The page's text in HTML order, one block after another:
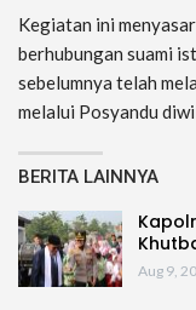
Kegiatan ini
berhubungan suami
sebelumnya telah
melalui Posyandu
BERITA LAINNYA
Aug 9,